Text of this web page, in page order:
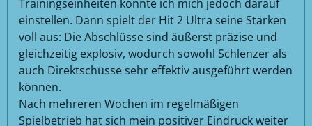
Trainingseinheiten konnte ich mich jedoch darauf
einstellen. Dann spielt der Hit 2 Ultra seine Stärken
voll aus: Die Abschlüsse sind äußerst präzise und
gleichzeitig explosiv, wodurch sowohl Schlenzer als
auch Direktschüsse sehr effektiv ausgeführt werden
können.
Nach mehreren Wochen im regelmäßigen
Spielbetrieb hat sich mein positiver Eindruck weiter